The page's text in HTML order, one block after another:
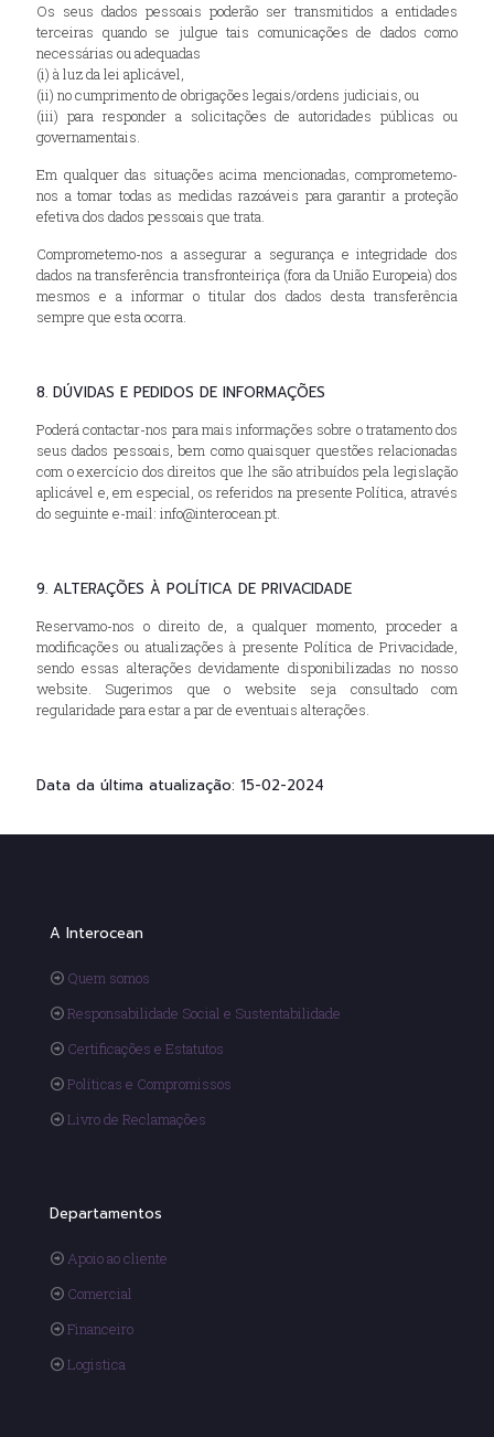
Os seus dados pessoais poderão ser transmitidos a entidades
terceiras quando se julgue tais comunicações de dados como
necessárias ou adequadas
(i) à luz da lei aplicável,
(ii) no cumprimento de obrigações legais/ordens judiciais, ou
(iii) para responder a solicitações de autoridades públicas ou
governamentais.
Em qualquer das situações acima mencionadas, comprometemo-
nos a tomar todas as medidas razoáveis para garantir a proteção
efetiva dos dados pessoais que trata.
Comprometemo-nos a assegurar a segurança e integridade dos
dados na transferência transfronteiriça (fora da União Europeia) dos
mesmos e a informar o titular dos dados desta transferência
sempre que esta ocorra.
8. DÚVIDAS E PEDIDOS DE INFORMAÇÕES
Poderá contactar-nos para mais informações sobre o tratamento dos
seus dados pessoais, bem como quaisquer questões relacionadas
com o exercício dos direitos que lhe são atribuídos pela legislação
aplicável e, em especial, os referidos na presente Política, através
do seguinte e-mail: info@interocean.pt.
9. ALTERAÇÕES À POLÍTICA DE PRIVACIDADE
Reservamo-nos o direito de, a qualquer momento, proceder a
modificações ou atualizações à presente Política de Privacidade,
sendo essas alterações devidamente disponibilizadas no nosso
website. Sugerimos que o website seja consultado com
regularidade para estar a par de eventuais alterações.
Data da última atualização: 15-02-2024
A Interocean
Quem somos
Responsabilidade Social e Sustentabilidade
Certificações e Estatutos
Políticas e Compromissos
Livro de Reclamações
Departamentos
Apoio ao cliente
Comercial
Financeiro
Logistica